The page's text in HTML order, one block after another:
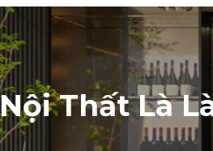
Thất Là